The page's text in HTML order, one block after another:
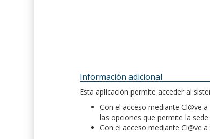
Información adicional
Esta aplicación permite acceder al
Con el acceso mediante Cl@ve
las opciones que permite la
Con el acceso mediante Cl@ve